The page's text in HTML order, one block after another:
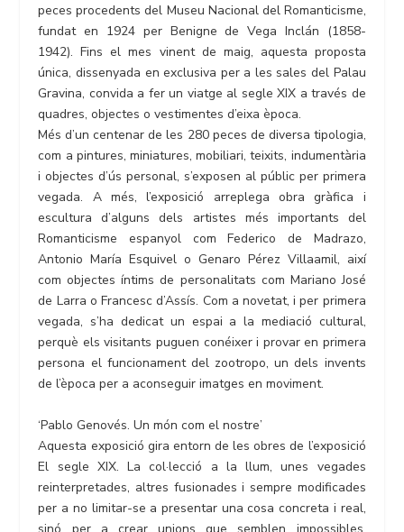
peces procedents del Museu Nacional del Romanticisme,
fundat en 1924 per Benigne de Vega Inclán (1858-
1942). Fins el mes vinent de maig, aquesta proposta
única, dissenyada en exclusiva per a les sales del Palau
Gravina, convida a fer un viatge al segle XIX a través de
quadres, objectes o vestimentes d’eixa època.
Més d’un centenar de les 280 peces de diversa tipologia,
com a pintures, miniatures, mobiliari, teixits, indumentària
i objectes d’ús personal, s’exposen al públic per primera
vegada. A més, l’exposició arreplega obra gràfica i
escultura d’alguns dels artistes més importants del
Romanticisme espanyol com Federico de Madrazo,
Antonio María Esquivel o Genaro Pérez Villaamil, així
com objectes íntims de personalitats com Mariano José
de Larra o Francesc d’Assís. Com a novetat, i per primera
vegada, s’ha dedicat un espai a la mediació cultural,
perquè els visitants puguen conéixer i provar en primera
persona el funcionament del zootropo, un dels invents
de l’època per a aconseguir imatges en moviment.
‘Pablo Genovés. Un món com el nostre’
Aquesta exposició gira entorn de les obres de l’exposició
El segle XIX. La col·lecció a la llum, unes vegades
reinterpretades, altres fusionades i sempre modificades
per a no limitar-se a presentar una cosa concreta i real,